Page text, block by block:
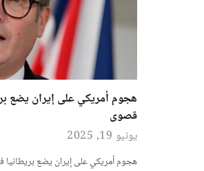
هجوم أمريكي على إيران يضع
قصوى
يونيو 19, 2025
هجوم أمريكي على إيران يضع